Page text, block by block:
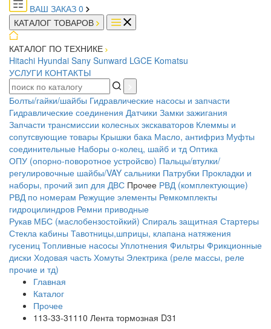
ВАШ ЗАКАЗ 0
КАТАЛОГ ТОВАРОВ
КАТАЛОГ ПО ТЕХНИКЕ
Hitachi Hyundai Sany Sunward LGCE Komatsu
УСЛУГИ КОНТАКТЫ
Болты/гайки/шайбы Гидравлические насосы и запчасти
Гидравлические соединения Датчики Замки зажигания
Запчасти трансмиссии колесных экскаваторов Клеммы и
сопутсвующие товары Крышки бака Масло, антифриз Муфты
соединительные Наборы о-колец, шайб и тд Оптика
ОПУ (опорно-поворотное устройсво) Пальцы/втулки/
регулировочные шайбы/VAY сальники Патрубки Прокладки и
наборы, прочий зип для ДВС Прочее РВД (комплектующие)
РВД по номерам Режущие элементы Ремкомплекты
гидроцилиндров Ремни приводные
Рукав МБС (маслобензостойкий) Спираль защитная Стартеры
Стекла кабины Тавотницы,шприцы, клапана натяжения
гусениц Топливные насосы Уплотнения Фильтры Фрикционные
диски Ходовая часть Хомуты Электрика (реле массы, реле
прочие и тд)
Главная
Каталог
Прочее
113-33-31110 Лента тормозная D31